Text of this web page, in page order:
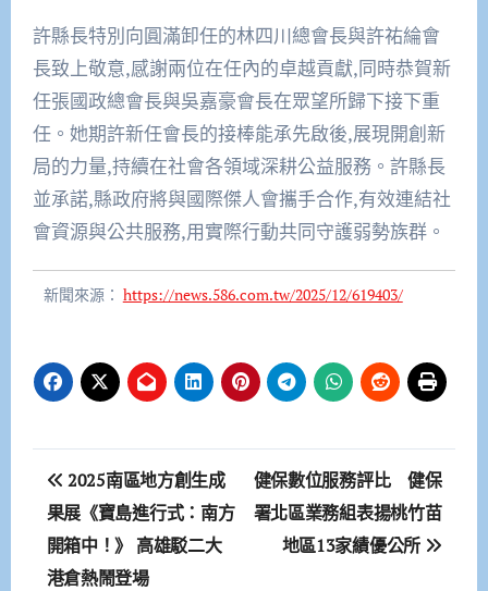
許縣長特別向圓滿卸任的林四川總會長與許祐綸會
長致上敬意,感謝兩位在任內的卓越貢獻,同時恭賀新
任張國政總會長與吳嘉豪會長在眾望所歸下接下重
任。她期許新任會長的接棒能承先啟後,展現開創新
局的力量,持續在社會各領域深耕公益服務。許縣長
並承諾,縣政府將與國際傑人會攜手合作,有效連結社
會資源與公共服務,用實際行動共同守護弱勢族群。
新聞來源： https://news.586.com.tw/2025/12/619403/
文
章
導
2025南區地方創生成
果展《寶島進行式：南方
開箱中！》 高雄駁二大
港倉熱鬧登場
健保數位服務評比 健保
署北區業務組表揚桃竹苗
地區13家績優公所